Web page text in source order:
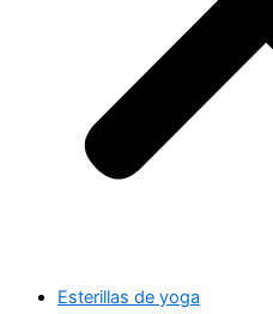
Esterillas de yoga